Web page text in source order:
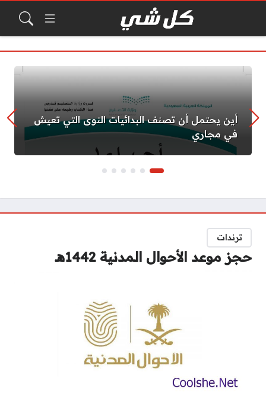
أين يحتمل أن تصنف البدائيات النوى التي تعيش
في مجاري
ترندات
حجز موعد الأحوال المدنية 1442هـ